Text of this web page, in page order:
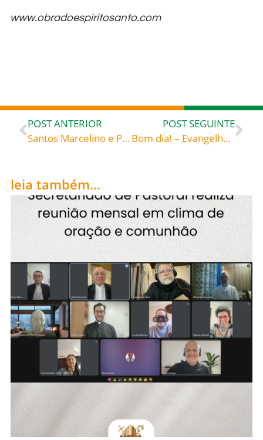
www.obradoespiritosanto.com
POST ANTERIOR
Santos Marcelino e Pedro (Século IV), celebrados hoje, dia 02 de junho, rogai por todos nós!
POST SEGUINTE
Bom dia! – Evangelho de 03 de junho de 2022: «Desça a vossa paz sobre ela» – São Cipriano (c. 200-258) bispo de Cartago e mártir «Sobre a Unidade da Igreja Católica»
leia também...